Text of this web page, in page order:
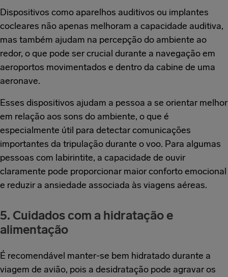
Dispositivos como aparelhos auditivos ou implantes
cocleares não apenas melhoram a capacidade auditiva,
mas também ajudam na percepção do ambiente ao
redor, o que pode ser crucial durante a navegação em
aeroportos movimentados e dentro da cabine de uma
aeronave.
Esses dispositivos ajudam a pessoa a se orientar melhor
em relação aos sons do ambiente, o que é
especialmente útil para detectar comunicações
importantes da tripulação durante o voo. Para algumas
pessoas com labirintite, a capacidade de ouvir
claramente pode proporcionar maior conforto emocional
e reduzir a ansiedade associada às viagens aéreas.
5. Cuidados com a hidratação e
alimentação
É recomendável manter-se bem hidratado durante a
viagem de avião, pois a desidratação pode agravar os